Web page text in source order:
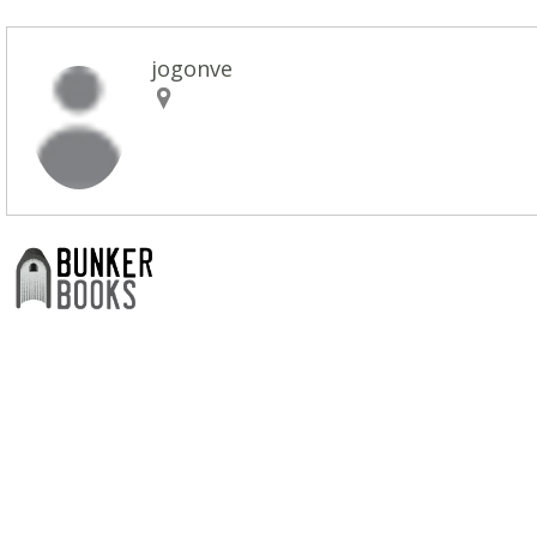
jogonve